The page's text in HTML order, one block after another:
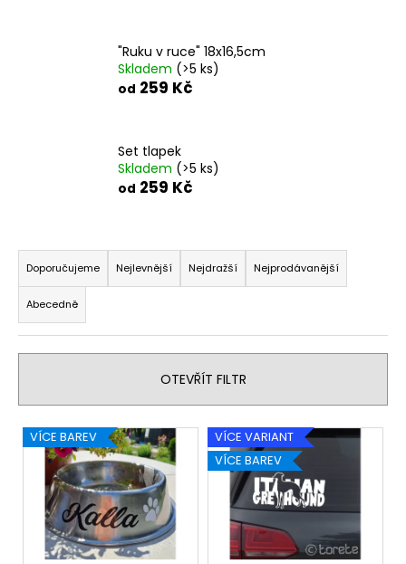
"Ruku v ruce" 18x16,5cm
Skladem (>5 ks)
od 259 Kč
Set tlapek
Skladem (>5 ks)
od 259 Kč
Ř
a
z
e
n
r
o
Doporučujeme Nejlevnější Nejdražší Nejprodávanější
Abecedně
OTEVŘÍT FILTR
V
ý
VÍCE BAREV
VÍCE VARIANT
VÍCE BAREV
HLEDAT
D
o
r
u